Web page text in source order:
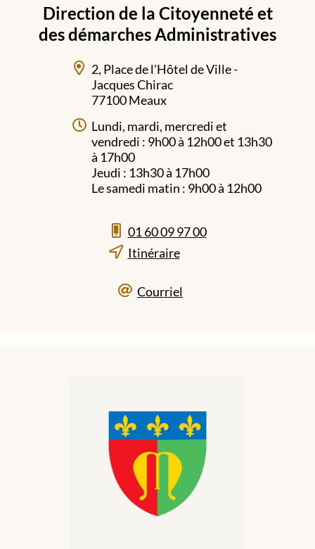
Direction de la Citoyenneté et
des démarches Administratives
2, Place de l'Hôtel de Ville -
Jacques Chirac
77100 Meaux
Lundi, mardi, mercredi et
vendredi : 9h00 à 12h00 et 13h30
à 17h00
Jeudi : 13h30 à 17h00
Le samedi matin : 9h00 à 12h00
01 60 09 97 00
Itinéraire
Courriel